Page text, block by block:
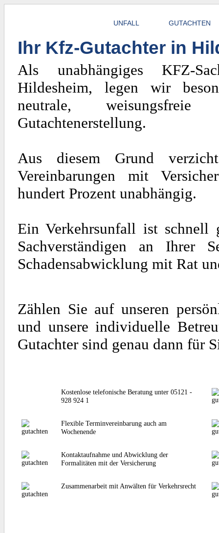
UNFALL GUTACHTEN
Ihr Kfz-Gutachter in
Als unabhängiges KFZ-
Hildesheim, legen wir
neutrale, weisungsfreie
Gutachtenerstellung.
Aus diesem Grund
Vereinbarungen mit
hundert Prozent unabhängig.
Ein Verkehrsunfall ist schnell
Sachverständigen an Ihrer
Schadensabwicklung mit Rat
Zählen Sie auf unseren
und unsere individuelle
Gutachter sind genau dann für
Kostenlose telefonische Beratung unter 05121 -
928 924 1
Flexible Terminvereinbarung auch am
Wochenende
Kontaktaufnahme und Abwicklung der
Formalitäten mit der Versicherung
Zusammenarbeit mit Anwälten für Verkehrsrecht